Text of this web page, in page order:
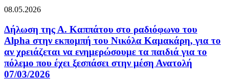
08.05.2026
Δήλωση της Α. Καππάτου στο ραδιόφωνο του
Alpha στην εκπομπή του Νικόλα Καμακάρη, για το
αν χρειάζεται να ενημερώσουμε τα παιδιά για το
πόλεμο που έχει ξεσπάσει στην μέση Ανατολή
07/03/2026